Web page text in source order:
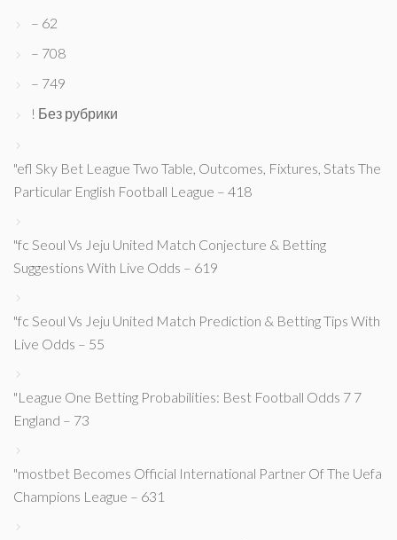
– 62
– 708
– 749
! Без рубрики
"efl Sky Bet League Two Table, Outcomes, Fixtures, Stats The
Particular English Football League – 418
"fc Seoul Vs Jeju United Match Conjecture & Betting
Suggestions With Live Odds – 619
"fc Seoul Vs Jeju United Match Prediction & Betting Tips With
Live Odds – 55
"League One Betting Probabilities: Best Football Odds 7 7
England – 73
"mostbet Becomes Official International Partner Of The Uefa
Champions League – 631